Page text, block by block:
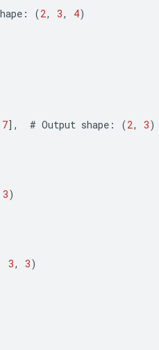
: (2, 3, 4)
7] , # Output shape : (2, 3)
3)
3, 3)